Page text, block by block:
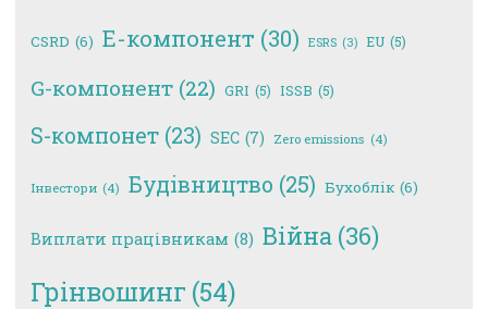
CSRD (6) E-компонент (30) ESRS (3) EU (5)
G-компонент (22) GRI (5) ISSB (5)
S-компонет (23) SEC (7) Zero emissions (4)
Інвестори (4) Будівництво (25) Бухоблік (6)
Виплати працівникам (8) Війна (36)
Грінвошинг (54)